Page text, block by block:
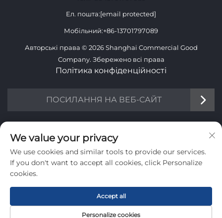
Ел. пошта:[email protected]
Мобільний:+86-13701797089
Авторські права © 2026 Shanghai Commercial Good
Company. Збережено всі права
Політика конфіденційності
ПОСИЛАННЯ НА ВЕБ-САЙТ
ІНФОРМАЦІЯ
Підпишіться, щоб отримувати нашу щотижневу розсилку
Надіслати
We value your privacy
We use cookies and similar tools to provide our services.
If you don't want to accept all cookies, click Personalize
cookies.
Personalize cookies
Accept all